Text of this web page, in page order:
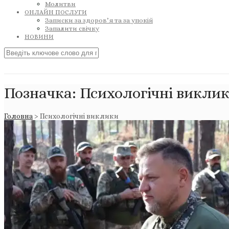
Молитви
ОНЛАЙН ПОСЛУГИ
Записки за здоров’я та за упокій
Запалити свічку
НОВИНИ
Позначка: Психологічні
Головна > Психологічні виклики